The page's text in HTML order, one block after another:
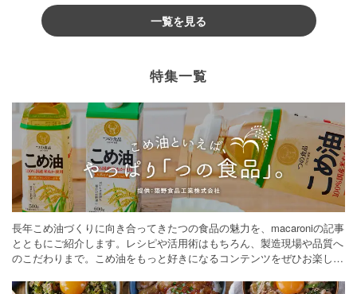
一覧を見る
特集一覧
長年こめ油づくりに向き合ってきたつの食品の魅力を、macaroniの記事
とともにご紹介します。レシピや活用術はもちろん、製造現場や品質へ
のこだわりまで。こめ油をもっと好きになるコンテンツをぜひお楽しみ